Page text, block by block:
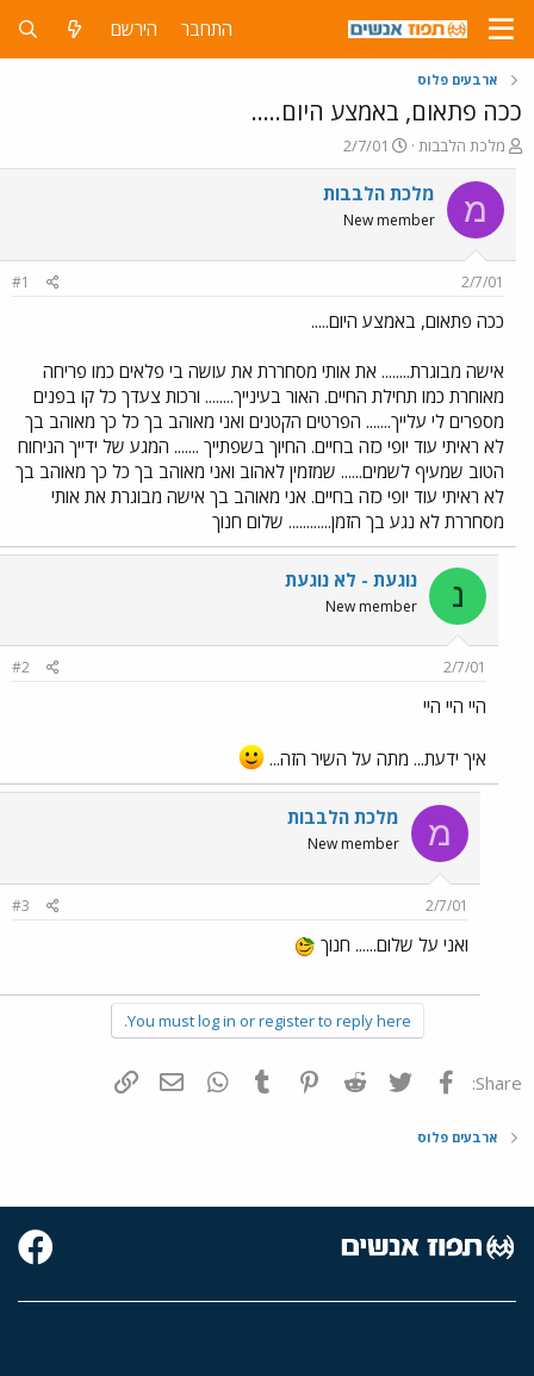
התחבר הירשם
ארבעים פלוס
ככה פתאום, באמצע היום.....
פ
ו
ת
ח
ה
ש
א
מלכת הלבבות
פ
ו
ר
ם
ר
2/7/01
מ מלכת הלבבות
New member
2/7/01
#1
ככה פתאום, באמצע היום.....
אישה מבוגרת........ את אותי מסחררת את עושה בי פלאים כמו פריחה
מאוחרת כמו תחילת החיים. האור בעינייך........ ורכות צעדך כל קו בפנים
מספרים לי עלייך....... הפרטים הקטנים ואני מאוהב בך כל כך מאוהב בך
לא ראיתי עוד יופי כזה בחיים. החיוך בשפתייך ....... המגע של ידייך הניחוח
הטוב שמעיף לשמים...... שמזמין לאהוב ואני מאוהב בך כל כך מאוהב בך
לא ראיתי עוד יופי כזה בחיים. אני מאוהב בך אישה מבוגרת את אותי
מסחררת לא נגע בך הזמן............ שלום חנוך
נ נוגעת - לא נוגעת
New member
2/7/01
#2
היי היי היי
איך ידעת... מתה על השיר הזה...
מ מלכת הלבבות
New member
2/7/01
#3
ואני על שלום...... חנוך
You must log in or register to reply here.
Share: פייסבוק Twitter
Reddit
Pinterest
Tumblr
WhatsAppדואר אלקטרוני
ארבעים פלוס